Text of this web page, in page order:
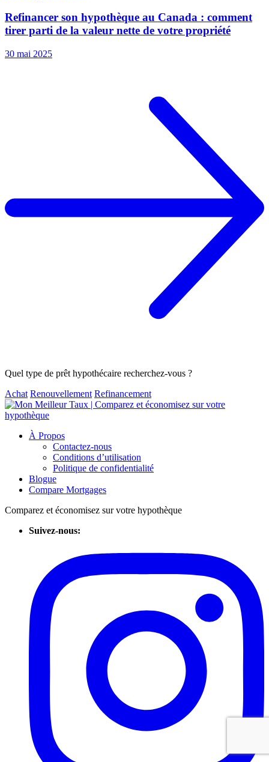
Refinancer son hypothèque au Canada : comment
tirer parti de la valeur nette de votre propriété
30 mai 2025
Quel type de prêt hypothécaire recherchez-vous ?
Achat Renouvellement Refinancement
À Propos
Contactez-nous
Conditions d’utilisation
Politique de confidentialité
Blogue
Compare Mortgages
Comparez et économisez sur votre hypothèque
Suivez-nous: